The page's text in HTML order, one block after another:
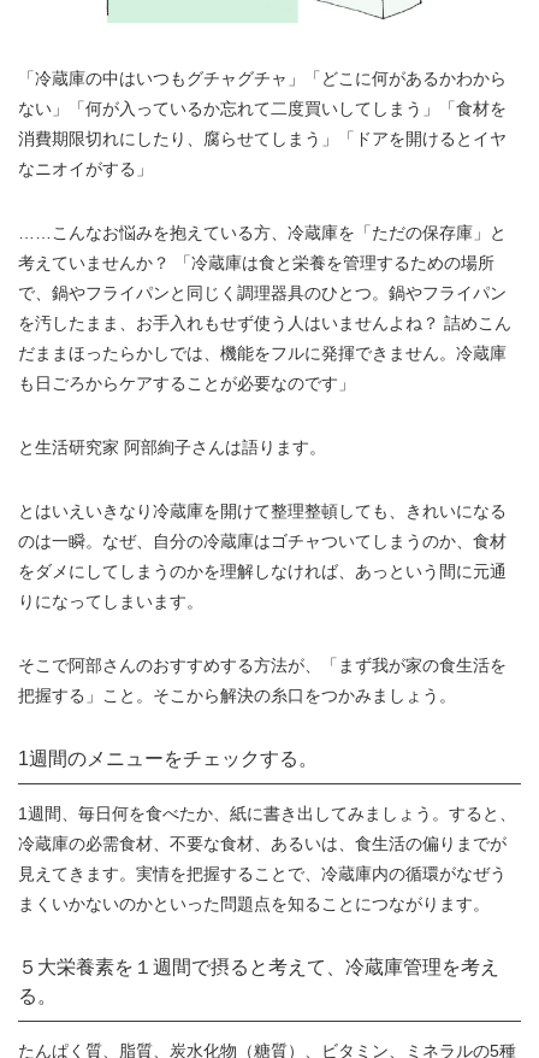
「冷蔵庫の中はいつもグチャグチャ」「どこに何があるかわから
ない」「何が入っているか忘れて二度買いしてしまう」「食材を
消費期限切れにしたり、腐らせてしまう」「ドアを開けるとイヤ
なニオイがする」
……こんなお悩みを抱えている方、冷蔵庫を「ただの保存庫」と
考えていませんか？ 「冷蔵庫は食と栄養を管理するための場所
で、鍋やフライパンと同じく調理器具のひとつ。鍋やフライパン
を汚したまま、お手入れもせず使う人はいませんよね？ 詰めこん
だままほったらかしでは、機能をフルに発揮できません。冷蔵庫
も日ごろからケアすることが必要なのです」
と生活研究家 阿部絢子さんは語ります。
とはいえいきなり冷蔵庫を開けて整理整頓しても、きれいになる
のは一瞬。なぜ、自分の冷蔵庫はゴチャついてしまうのか、食材
をダメにしてしまうのかを理解しなければ、あっという間に元通
りになってしまいます。
そこで阿部さんのおすすめする方法が、「まず我が家の食生活を
把握する」こと。そこから解決の糸口をつかみましょう。
1週間のメニューをチェックする。
1週間、毎日何を食べたか、紙に書き出してみましょう。すると、
冷蔵庫の必需食材、不要な食材、あるいは、食生活の偏りまでが
見えてきます。実情を把握することで、冷蔵庫内の循環がなぜう
まくいかないのかといった問題点を知ることにつながります。
５大栄養素を１週間で摂ると考えて、冷蔵庫管理を考え
る。
たんぱく質、脂質、炭水化物（糖質）、ビタミン、ミネラルの5種